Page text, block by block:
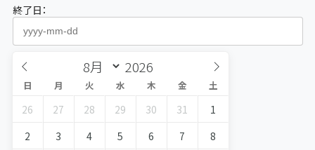
終了日：
日 月 火 水 木 金 土
26 27 28 29 30 31
1
2
3 4 5 6 7
8